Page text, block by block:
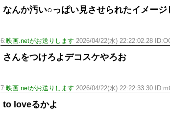
なんか汚い○っぱい見させられたイメージ
6:映画.netがお送りします 2026/04/22(水) 22:22:02.28
さんをつけろよデコスケやろお
7:映画.netがお送りします 2026/04/22(水) 22:22:33.30
to loveるかよ